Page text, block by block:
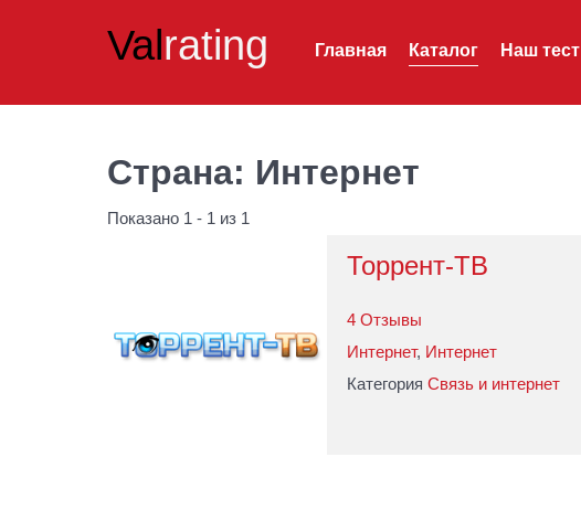
Valrating Главная Каталог Наш тест
Страна: Интернет
Показано 1 - 1 из 1
Торрент-ТВ
4 Отзывы
Интернет, Интернет
Категория Связь и интернет